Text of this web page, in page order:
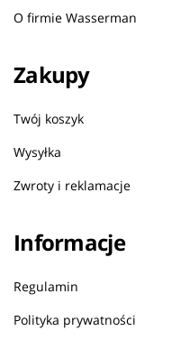
O firmie Wasserman
Zakupy
Twój koszyk
Wysyłka
Zwroty i reklamacje
Informacje
Regulamin
Polityka prywatności